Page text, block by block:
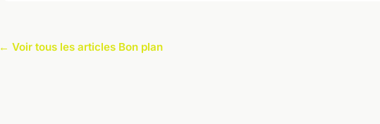
← Voir tous les articles Bon plan